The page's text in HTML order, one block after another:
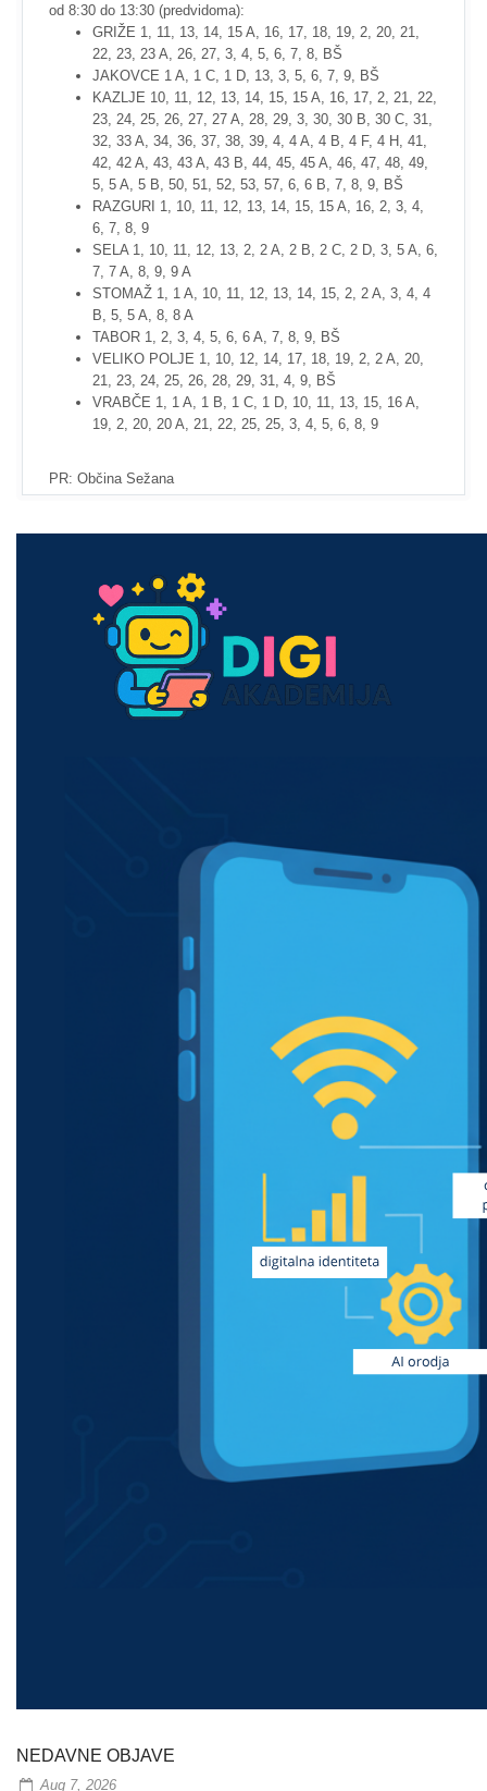
od 8:30 do 13:30 (predvidoma):
GRIŽE 1, 11, 13, 14, 15 A, 16, 17, 18, 19, 2, 20, 21,
22, 23, 23 A, 26, 27, 3, 4, 5, 6, 7, 8, BŠ
JAKOVCE 1 A, 1 C, 1 D, 13, 3, 5, 6, 7, 9, BŠ
KAZLJE 10, 11, 12, 13, 14, 15, 15 A, 16, 17, 2, 21, 22,
23, 24, 25, 26, 27, 27 A, 28, 29, 3, 30, 30 B, 30 C, 31,
32, 33 A, 34, 36, 37, 38, 39, 4, 4 A, 4 B, 4 F, 4 H, 41,
42, 42 A, 43, 43 A, 43 B, 44, 45, 45 A, 46, 47, 48, 49,
5, 5 A, 5 B, 50, 51, 52, 53, 57, 6, 6 B, 7, 8, 9, BŠ
RAZGURI 1, 10, 11, 12, 13, 14, 15, 15 A, 16, 2, 3, 4,
6, 7, 8, 9
SELA 1, 10, 11, 12, 13, 2, 2 A, 2 B, 2 C, 2 D, 3, 5 A, 6,
7, 7 A, 8, 9, 9 A
STOMAŽ 1, 1 A, 10, 11, 12, 13, 14, 15, 2, 2 A, 3, 4, 4
B, 5, 5 A, 8, 8 A
TABOR 1, 2, 3, 4, 5, 6, 6 A, 7, 8, 9, BŠ
VELIKO POLJE 1, 10, 12, 14, 17, 18, 19, 2, 2 A, 20,
21, 23, 24, 25, 26, 28, 29, 31, 4, 9, BŠ
VRABČE 1, 1 A, 1 B, 1 C, 1 D, 10, 11, 13, 15, 16 A,
19, 2, 20, 20 A, 21, 22, 25, 25, 3, 4, 5, 6, 8, 9
PR: Občina Sežana
NEDAVNE OBJAVE
Aug 7, 2026